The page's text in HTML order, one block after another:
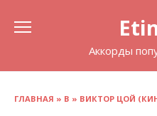
Аккорды
ГЛАВНАЯ » В » ВИКТОР ЦОЙ